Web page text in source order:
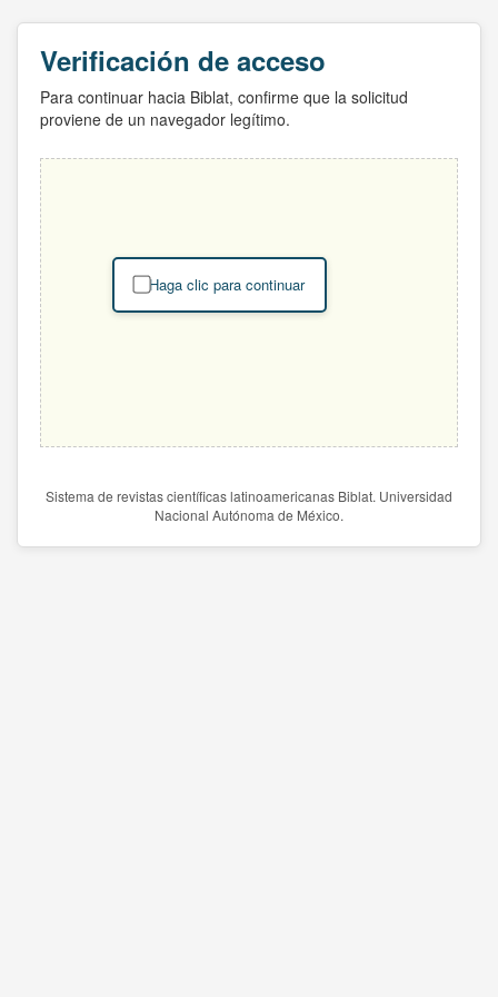
Verificación de acceso
Para continuar hacia Biblat, confirme que la solicitud
proviene de un navegador legítimo.
Haga clic para continuar
Sistema de revistas científicas latinoamericanas Biblat. Universidad
Nacional Autónoma de México.